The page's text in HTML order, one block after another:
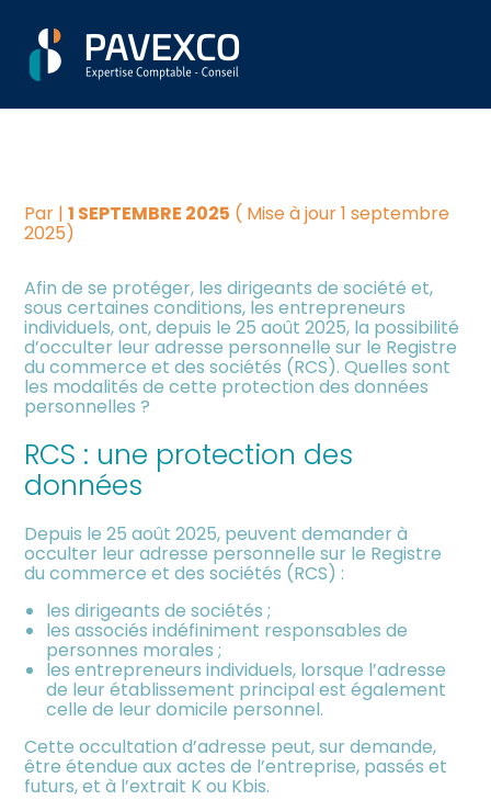
Aller
au
Créer et reprendre une
activité
Piloter votre entreprise
Construire votre patrimoine
Être prêt pour la facturation
électronique
Investir dans la location
meublée
Piloter votre gestion
documents
ADRESSE PERSONNELLE
Par |1 SEPTEMBRE 2025 ( Mise à jour 1 septembre
2025)
Afin de se protéger, les dirigeants de société et,
sous certaines conditions, les entrepreneurs
individuels, ont, depuis le 25 août 2025, la possibilité
d’occulter leur adresse personnelle sur le Registre
du commerce et des sociétés (RCS). Quelles sont
les modalités de cette protection des données
personnelles ?
RCS : une protection des
données
Depuis le 25 août 2025, peuvent demander à
occulter leur adresse personnelle sur le Registre
du commerce et des sociétés (RCS) :
les dirigeants de sociétés ;
les associés indéfiniment responsables de
personnes morales ;
les entrepreneurs individuels, lorsque l’adresse
de leur établissement principal est également
celle de leur domicile personnel.
Cette occultation d’adresse peut, sur demande,
être étendue aux actes de l’entreprise, passés et
futurs, et à l’extrait K ou Kbis.